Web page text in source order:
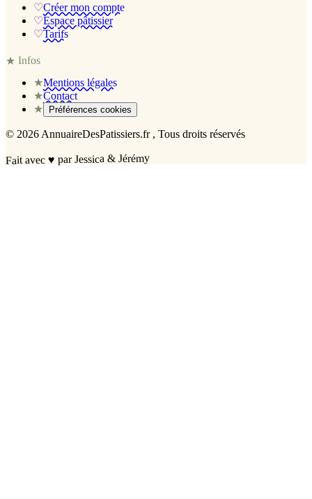
♡Créer mon compte
♡Espace pâtissier
♡Tarifs
★Infos
★Mentions légales
★Contact
★
Préférences cookies
© 2026 AnnuaireDesPatissiers.fr , Tous droits réservés
Fait avec♥ par Jessica & Jérémy